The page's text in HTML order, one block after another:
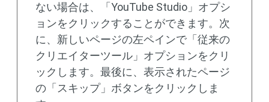
ない場合は、「YouTube Studio」オプシ
ョンをクリックすることができます。次
に、新しいページの左ペインで「従来の
クリエイターツール」オプションをクリ
ックします。最後に、表示されたページ
の「スキップ」ボタンをクリックしま